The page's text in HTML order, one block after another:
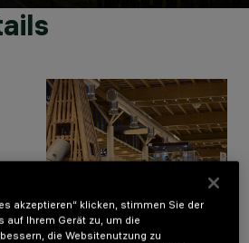
akzeptieren“ klicken, stimmen Sie der
auf Ihrem Gerät zu, um die
die Websitenutzung zu